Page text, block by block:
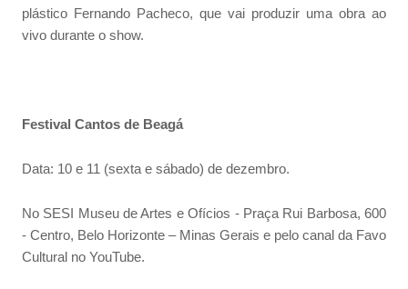
plástico Fernando Pacheco, que vai produzir uma obra ao
vivo durante o show.
Festival Cantos de Beagá
Data: 10 e 11 (sexta e sábado) de dezembro.
No SESI Museu de Artes e Ofícios - Praça Rui Barbosa, 600
- Centro, Belo Horizonte – Minas Gerais e pelo canal da Favo
Cultural no YouTube.